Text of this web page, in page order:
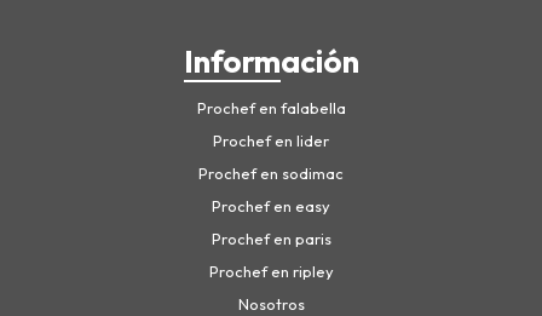
Información
Prochef en falabella
Prochef en lider
Prochef en sodimac
Prochef en easy
Prochef en paris
Prochef en ripley
Nosotros